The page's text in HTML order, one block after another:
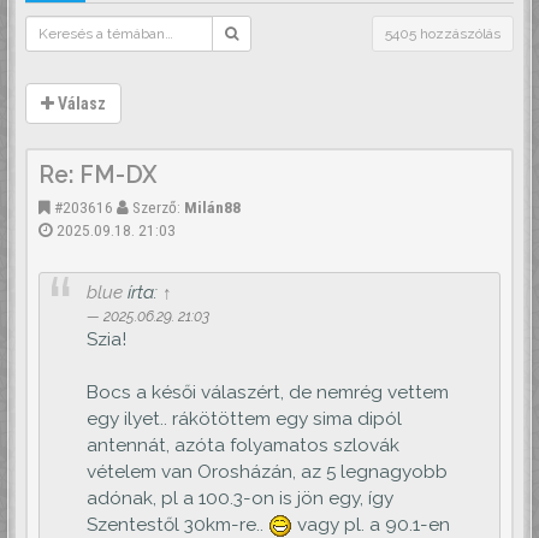
5405 hozzászólás
Válasz
Re: FM-DX
#203616 Szerző: Milán88
2025.09.18. 21:03
blueírta: ↑
2025.06.29. 21:03
Szia!
Bocs a késői válaszért, de nemrég vettem
egy ilyet.. rákötöttem egy sima dipól
antennát, azóta folyamatos szlovák
vételem van Orosházán, az 5 legnagyobb
adónak, pl a 100.3-on is jön egy, így
Szentestől 30km-re..
vagy pl. a 90.1-en